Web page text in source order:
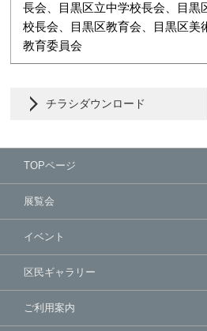
長会、目黒区立中学校長会、目黒
校長会、目黒区教育会、目黒区美
教育委員会
チラシダウンロード
TOPページ
展覧会
イベント
区民ギャラリー
ご利用案内